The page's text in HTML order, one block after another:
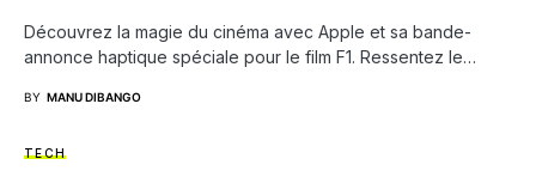
Découvrez la magie du cinéma avec Apple et sa bande-
annonce haptique spéciale pour le film F1. Ressentez le…
BY MANU DIBANGO
TECH